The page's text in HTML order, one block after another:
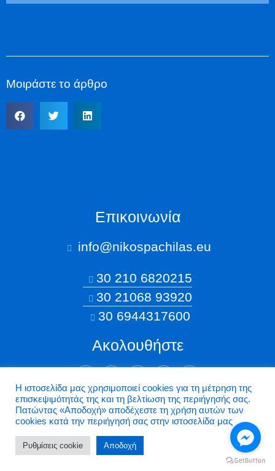
Μοιράστε το άρθρο
Επικοινωνία
info@nikospachilas.eu​
Ακολουθήστε
©2026 Nikospachilas.eu - Design by Dstream
30 210 6820215
30 21068 93920
30 6944317600
Η ιστοσελίδα μας χρησιμοποιεί cookies για τη μέτρηση της
επισκεψιμότητάς της και τη βελτίωση της περιήγησής σας.
Πατώντας «Aποδοχή» αποδέχεστε τη χρήση αυτών των
cookies κατά την περιήγησή σας στην ιστοσελίδα μας
Ρυθμίσεις cookie Aποδοχή